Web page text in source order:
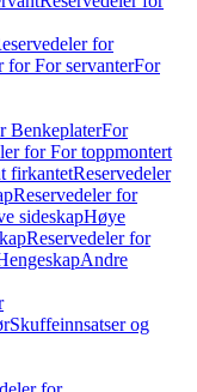
for
for For servanterFor
BenkeplaterFor
for For toppmontert
firkantetReservedeler
Reservedeler for
sideskapHøye
Reservedeler for
Andre
Skuffeinnsatser og